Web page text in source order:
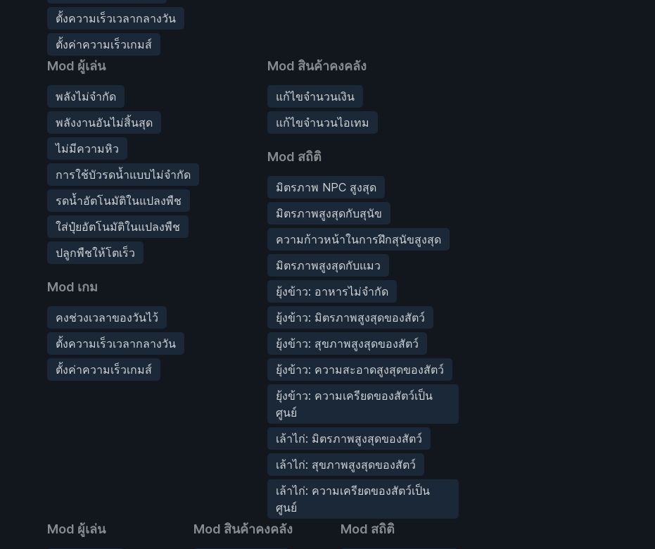
ตั้งความเร็วเวลากลางวัน
ตั้งค่าความเร็วเกมส์
Mod ผู้เล่น
พลังไม่จำกัด
พลังงานอันไม่สิ้นสุด
ไม่มีความหิว
การใช้บัวรดน้ำแบบไม่จำกัด
รดน้ำอัตโนมัติในแปลงพืช
ใส่ปุ๋ยอัตโนมัติในแปลงพืช
ปลูกพืชให้โตเร็ว
Mod เกม
คงช่วงเวลาของวันไว้
ตั้งความเร็วเวลากลางวัน
ตั้งค่าความเร็วเกมส์
Mod สินค้าคงคลัง
แก้ไขจำนวนเงิน
แก้ไขจำนวนไอเทม
Mod สถิติ
มิตรภาพ NPC สูงสุด
มิตรภาพสูงสุดกับสุนัข
ความก้าวหน้าในการฝึกสุนัขสูงสุด
มิตรภาพสูงสุดกับแมว
ยุ้งข้าว: อาหารไม่จำกัด
ยุ้งข้าว: มิตรภาพสูงสุดของสัตว์
ยุ้งข้าว: สุขภาพสูงสุดของสัตว์
ยุ้งข้าว: ความสะอาดสูงสุดของสัตว์
ยุ้งข้าว: ความเครียดของสัตว์เป็น
ศูนย์
เล้าไก่: มิตรภาพสูงสุดของสัตว์
เล้าไก่: สุขภาพสูงสุดของสัตว์
เล้าไก่: ความเครียดของสัตว์เป็น
ศูนย์
Mod ผู้เล่น Mod สินค้าคงคลัง Mod สถิติ